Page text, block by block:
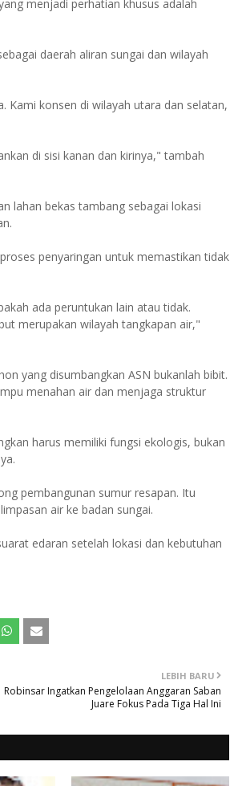
menjadi perhatian khusus adalah
daerah aliran sungai dan wilayah
Kami konsen di wilayah utara dan selatan,
di sisi kanan dan kirinya," tambah
lahan bekas tambang sebagai lokasi
penyaringan untuk memastikan tidak
ada peruntukan lain atau tidak.
merupakan wilayah tangkapan air,"
yang disumbangkan ASN bukanlah bibit.
menahan air dan menjaga struktur
harus memiliki fungsi ekologis, bukan
pembangunan sumur resapan. Itu
air ke badan sungai.
edaran setelah lokasi dan kebutuhan
LEBIH BARU
Robinsar Ingatkan Pengelolaan Anggaran Saban
Juare Fokus Pada Tiga Hal Ini